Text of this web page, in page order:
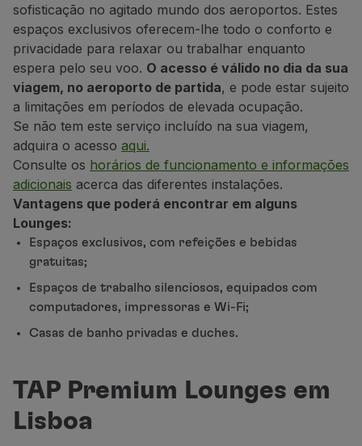
Entretenimento
Wi-Fi
Gerir reserva
Gestão da Reserva
Extras e Upgrades
Fatura online
TAP Vouchers
Extras
Alugar carro
Alojamento
Check-in
Informações de Check-in
TAP Miles&Go
Programa TAP Miles&Go
Conhecer o Programa
Acumular milhas
Parceiros
Promoções e Ofertas
Central de ajuda
Perguntas frequentes
sofisticação no agitado mundo dos aeroportos. Estes
espaços exclusivos oferecem-lhe todo o conforto e
privacidade para relaxar ou trabalhar enquanto
espera pelo seu voo. O acesso é válido no dia da sua
viagem, no aeroporto de partida, e pode estar sujeito
a limitações em períodos de elevada ocupação.
Se não tem este serviço incluído na sua viagem,
adquira o acesso aqui.
Consulte os horários de funcionamento e informações
adicionais acerca das diferentes instalações.
Vantagens que poderá encontrar em alguns
Lounges:
Espaços exclusivos, com refeições e bebidas
gratuitas;
Espaços de trabalho silenciosos, equipados com
computadores, impressoras e Wi-Fi;
Casas de banho privadas e duches.
TAP Premium Lounges em
Lisboa